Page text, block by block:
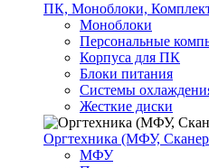
ПК, Моноблоки,
Моноблоки
Персональные
Корпуса для ПК
Блоки питания
Системы
Жесткие диски
Оргтехника (МФУ,
МФУ